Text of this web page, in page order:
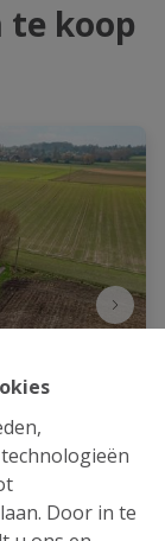
Door in te
te koop
in